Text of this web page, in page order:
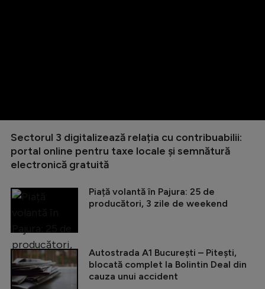
Sectorul 3 digitalizează relația cu contribuabilii:
portal online pentru taxe locale și semnătură
electronică gratuită
Piață volantă în Pajura: 25 de
producători, 3 zile de weekend
Autostrada A1 București – Pitești,
blocată complet la Bolintin Deal din
cauza unui accident